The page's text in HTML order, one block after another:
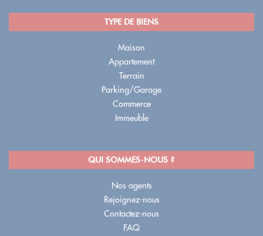
TYPE DE BIENS
Maison
Appartement
Terrain
Parking/Garage
Commerce
Immeuble
QUI SOMMES-NOUS ?
Nos agents
Rejoignez-nous
Contactez-nous
FAQ